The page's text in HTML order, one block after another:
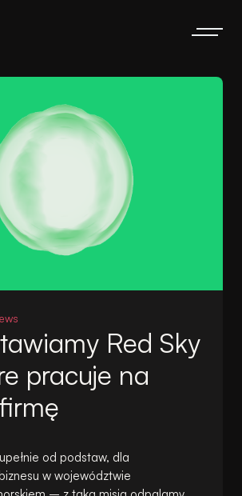
Red Sky
pracuje na
od podstaw, dla
w województwie